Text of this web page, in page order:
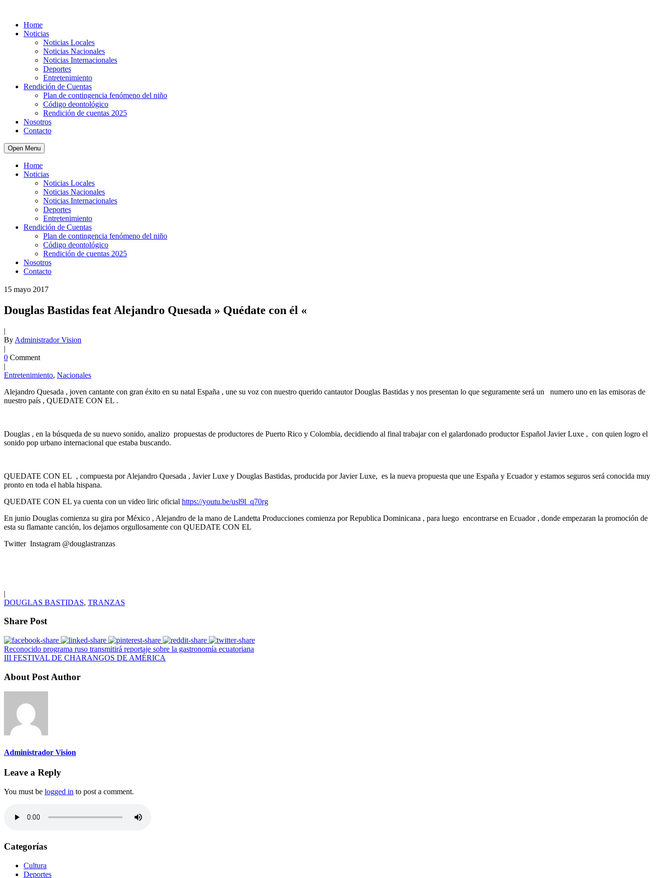
Home
Noticias
Noticias Locales
Noticias Nacionales
Noticias Internacionales
Deportes
Entretenimiento
Rendición de Cuentas
Plan de contingencia fenómeno del niño
Código deontológico
Rendición de cuentas 2025
Nosotros
Contacto
Open Menu
Home
Noticias
Noticias Locales
Noticias Nacionales
Noticias Internacionales
Deportes
Entretenimiento
Rendición de Cuentas
Plan de contingencia fenómeno del niño
Código deontológico
Rendición de cuentas 2025
Nosotros
Contacto
15 mayo 2017
Douglas Bastidas feat Alejandro Quesada » Quédate con él «
|
By Administrador Vision
|
0 Comment
|
Entretenimiento, Nacionales
Alejandro Quesada , joven cantante con gran éxito en su natal España , une su voz con nuestro querido cantautor Douglas Bastidas y nos presentan lo que seguramente será un numero uno en las emisoras de
nuestro país , QUEDATE CON EL .
Douglas , en la búsqueda de su nuevo sonido, analizo propuestas de productores de Puerto Rico y Colombia, decidiendo al final trabajar con el galardonado productor Español Javier Luxe , con quien logro el
sonido pop urbano internacional que estaba buscando.
QUEDATE CON EL , compuesta por Alejandro Quesada , Javier Luxe y Douglas Bastidas, producida por Javier Luxe, es la nueva propuesta que une España y Ecuador y estamos seguros será conocida muy
pronto en toda el habla hispana.
QUEDATE CON EL ya cuenta con un video liric oficial https://youtu.be/usl9l_q70rg
En junio Douglas comienza su gira por México , Alejandro de la mano de Landetta Producciones comienza por Republica Dominicana , para luego encontrarse en Ecuador , donde empezaran la promoción de
esta su flamante canción, los dejamos orgullosamente con QUEDATE CON EL
Twitter Instagram @douglastranzas
|
DOUGLAS BASTIDAS, TRANZAS
Share Post
Reconocido programa ruso transmitirá reportaje sobre la gastronomía ecuatoriana
III FESTIVAL DE CHARANGOS DE AMÉRICA
About Post Author
Administrador Vision
Leave a Reply
You must be logged in to post a comment.
Categorías
Cultura
Deportes